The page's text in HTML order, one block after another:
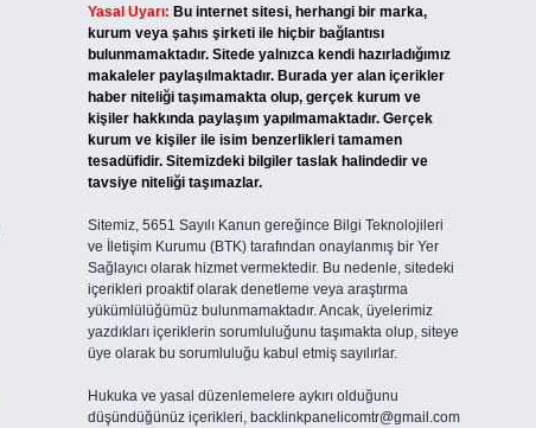
Yasal Uyarı: Bu internet sitesi, herhangi bir marka,
kurum veya şahıs şirketi ile hiçbir bağlantısı
bulunmamaktadır. Sitede yalnızca kendi hazırladığımız
makaleler paylaşılmaktadır. Burada yer alan içerikler
haber niteliği taşımamakta olup, gerçek kurum ve
kişiler hakkında paylaşım yapılmamaktadır. Gerçek
kurum ve kişiler ile isim benzerlikleri tamamen
tesadüfidir. Sitemizdeki bilgiler taslak halindedir ve
tavsiye niteliği taşımazlar.
Sitemiz, 5651 Sayılı Kanun gereğince Bilgi Teknolojileri
ve İletişim Kurumu (BTK) tarafından onaylanmış bir Yer
Sağlayıcı olarak hizmet vermektedir. Bu nedenle, sitedeki
içerikleri proaktif olarak denetleme veya araştırma
yükümlülüğümüz bulunmamaktadır. Ancak, üyelerimiz
yazdıkları içeriklerin sorumluluğunu taşımakta olup, siteye
üye olarak bu sorumluluğu kabul etmiş sayılırlar.
Hukuka ve yasal düzenlemelere aykırı olduğunu
düşündüğünüz içerikleri, backlinkpanelicomtr@gmail.com